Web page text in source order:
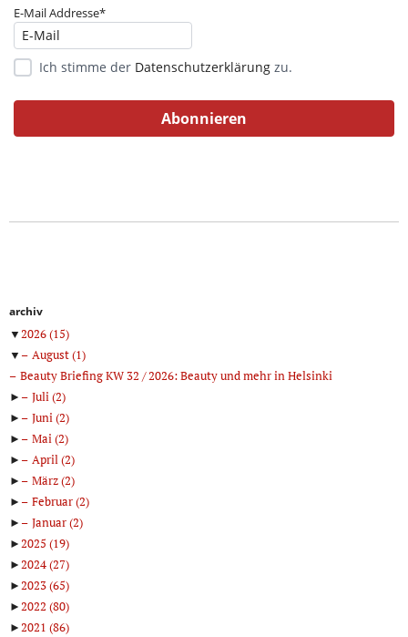
E-Mail Addresse*
Ich stimme der Datenschutzerklärung zu.
archiv
▼2026(15)
▼
August(1)
Beauty Briefing KW 32 / 2026: Beauty und mehr in Helsinki
►
Juli(2)
►
Juni(2)
►
Mai(2)
►
April(2)
►
März(2)
►
Februar(2)
►
Januar(2)
►2025 (19)
►2024(27)
►2023(65)
►2022 (80)
►2021 (86)